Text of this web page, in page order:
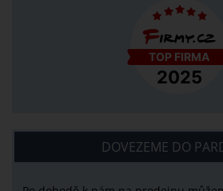
DOVEZEME DO